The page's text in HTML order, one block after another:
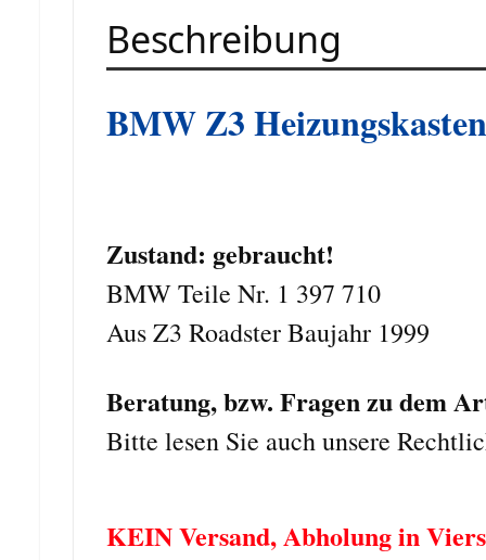
Beschreibung
BMW Z3
Zustand: gebraucht!
BMW Teile Nr. 1 397 710
Aus Z3 Roadster Baujahr 1999
Beratung, bzw. Fragen zu dem
Bitte lesen Sie auch unsere
KEIN Versand, Abholung in